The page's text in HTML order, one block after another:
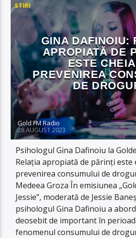
STIRI
GINA DAFINOIU:
APROPIATĂ DE
ESTE
PREVENIREA
DE
Gold FM Radio
28 AUGUST 2023
Psihologul Gina Dafinoiu la
Relația apropiată de părinți este
prevenirea consumului de
Medeea Groza În emisiunea
Jessie”, moderată de Jessie
psihologul Gina Dafinoiu a
deosebit de important în
fenomenul consumului de